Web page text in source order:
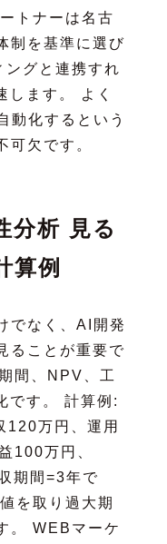
トナーは名古
制を基準に選び
ングと連携すれ
します。 よく
動化するという
可欠です。
分析 見る
算例
でなく、AI開発
ることが重要で
間、NPV、工
です。 計算例:
120万円、運用
100万円、
期間=3年で
を取り過大期
。 WEBマーケ